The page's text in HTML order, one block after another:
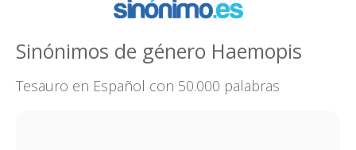
Sinónimos de género Haemopis
Tesauro en Español con 50.000 palabras